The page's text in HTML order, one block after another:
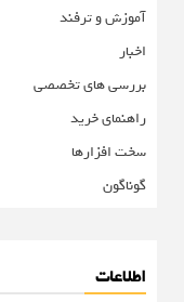
آموزش و ترفند
اخبار
بررسی های تخصصی
راهنمای خرید
سخت افزارها
گوناگون
اطلاعات